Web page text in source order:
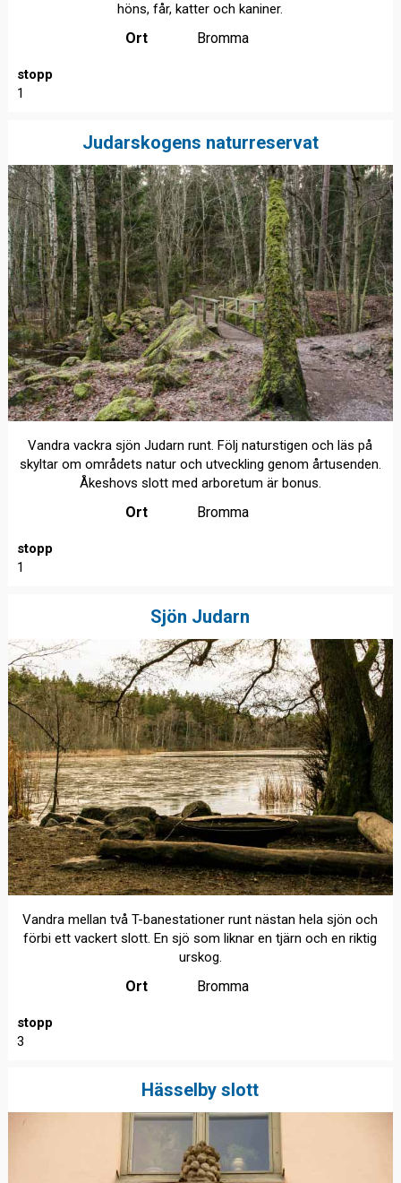
höns, får, katter och kaniner.
Ort Bromma
stopp
1
Judarskogens naturreservat
Vandra vackra sjön Judarn runt. Följ naturstigen och läs på
skyltar om områdets natur och utveckling genom årtusenden.
Åkeshovs slott med arboretum är bonus.
Ort Bromma
stopp
1
Sjön Judarn
Vandra mellan två T-banestationer runt nästan hela sjön och
förbi ett vackert slott. En sjö som liknar en tjärn och en riktig
urskog.
Ort Bromma
stopp
3
Hässelby slott